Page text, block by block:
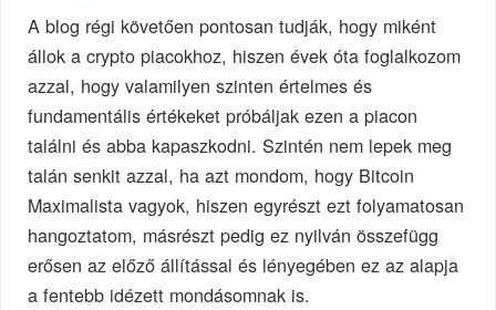
A blog régi követően pontosan tudják, hogy miként
állok a crypto piacokhoz, hiszen évek óta foglalkozom
azzal, hogy valamilyen szinten értelmes és
fundamentális értékeket próbáljak ezen a piacon
találni és abba kapaszkodni. Szintén nem lepek meg
talán senkit azzal, ha azt mondom, hogy Bitcoin
Maximalista vagyok, hiszen egyrészt ezt folyamatosan
hangoztatom, másrészt pedig ez nyilván összefügg
erősen az előző állítással és lényegében ez az alapja
a fentebb idézett mondásomnak is.